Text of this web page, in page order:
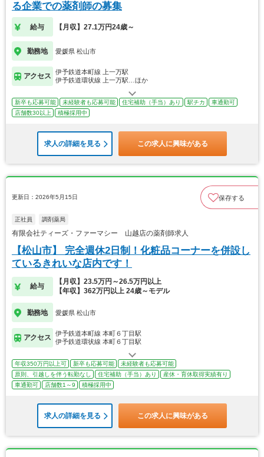
る企業での薬剤師の募集
給与 【月収】27.1万円24歳～
勤務地 愛媛県 松山市
アクセス
伊予鉄道本町線 上一万駅
伊予鉄道環状線 上一万駅…ほか
新卒も応募可能 未経験者も応募可能 住宅補助（手当）あり 駅チカ
車通勤可
店舗数30以上
積極採用中
求人の詳細を見る この求人に興味がある
更新日：2026年5月15日 保存する
正社員 調剤薬局
有限会社ティーズ・ファーマシー 山越店の薬剤師求人
【松山市】 完全週休2日制！化粧品コーナーを併設し
ているきれいな店内です！
給与
【月収】23.5万円～26.5万円以上
【年収】362万円以上 24歳～モデル
勤務地 愛媛県 松山市
アクセス
伊予鉄道本町線 本町６丁目駅
伊予鉄道環状線 本町６丁目駅
年収350万円以上可 新卒も応募可能
未経験者も応募可能
原則、引越しを伴う転勤なし
住宅補助（手当）あり
産休・育休取得実績有り
車通勤可
店舗数1～9 積極採用中
求人の詳細を見る この求人に興味がある